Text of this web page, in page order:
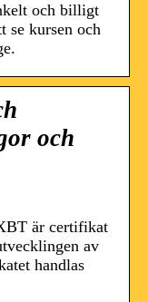
och billigt
se kursen och
och
är certifikat
av
handlas